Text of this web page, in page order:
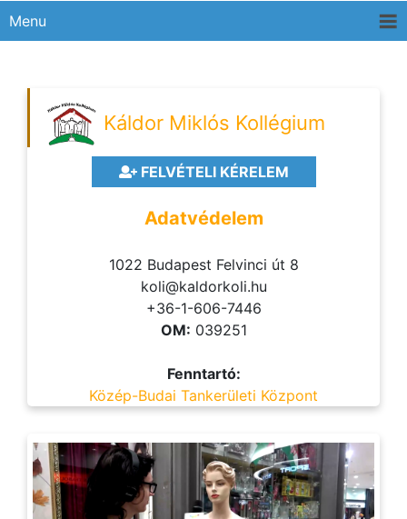
Menu
Káldor Miklós Kollégium
FELVÉTELI KÉRELEM
Adatvédelem
1022 Budapest Felvinci út 8
koli@kaldorkoli.hu
+36-1-606-7446
OM: 039251
Fenntartó:
Közép-Budai Tankerületi Központ